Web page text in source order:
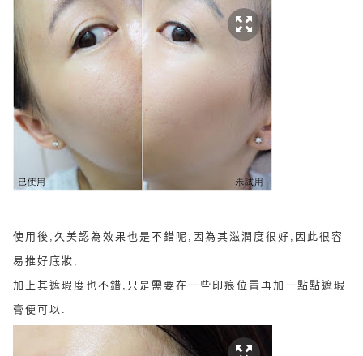
使用後,久美認為效果也是不錯呢,因為其滋潤度很好,因此很容
易推好底妝,
加上其遮瑕度也不錯,只是需要在一些印痕位置再加一點點遮瑕
膏便可以.